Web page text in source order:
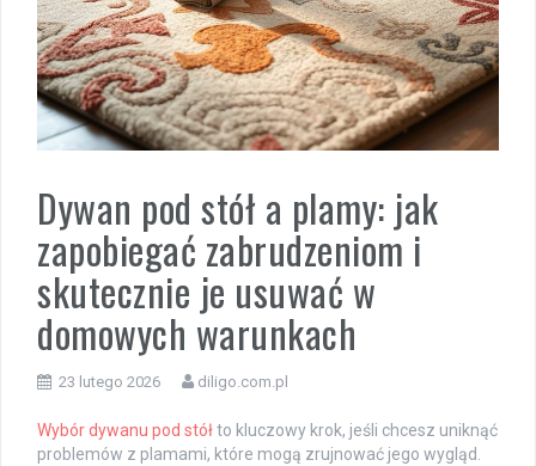
Dywan pod stół a plamy: jak
zapobiegać zabrudzeniom i
skutecznie je usuwać w
domowych warunkach
23 lutego 2026 diligo.com.pl
Wybór dywanu pod stółto kluczowy krok, jeśli chcesz uniknąć
problemów z plamami, które mogą zrujnować jego wygląd.